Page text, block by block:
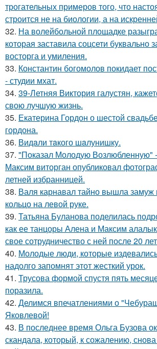
трогательных примеров того, что
строится не на биологии, а на
32. На волейбольной площадке
которая заставила соцсети буквально
восторга и умиления.
33. Константин богомолов покидает
- студии мхат.
34. 39-Летняя Виктория галустян,
свою лучшую жизнь.
35. Екатерина Гордон о шестой
гордона.
36. Видaли тaкого шaлунишку.
37. "Показал Молодую Возлюбленную"
Максим виторган опубликовал
летней избранницей.
38. Валя карнавал тайно вышла замуж
кольцо на левой руке.
39. Татьяна Буланова поделилась
как ее танцоры Алена и Максим
свое сотрудничество с ней после 20
40. Молодые люди, которые
надолго запомнят этот жесткий урок.
41. Трусова формой спустя пять
поразила.
42. Делимся впечатлениями о
Яковлевой!
43. В последнее время Ольга Бузова
скандала, который, к сожалению,